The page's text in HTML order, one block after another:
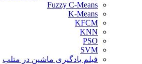
Fuzzy C-Means
K-Means
KFCM
KNN
PSO
SVM
فیلم یادگیری ماشین در متلب